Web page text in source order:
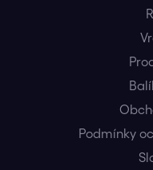
Podmínky